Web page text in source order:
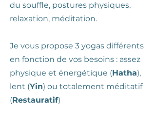
du souffle, postures physiques,
relaxation, méditation.
Je vous propose 3 yogas différents
en fonction de vos besoins : assez
physique et énergétique (Hatha),
lent (Yin) ou totalement méditatif
(Restauratif)